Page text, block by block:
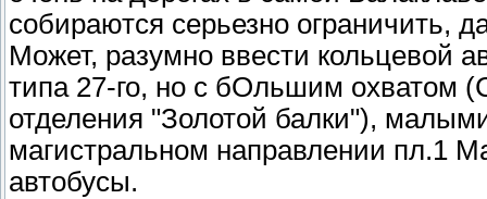
собираются серьезно ограничить,
Может, разумно ввести кольцевой
типа 27-го, но с бОльшим охватом
отделения "Золотой балки"),
магистральном направлении пл.1
автобусы.